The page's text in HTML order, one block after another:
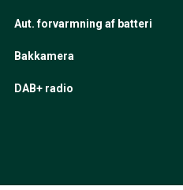
Aut. forvarmning af batteri
Bakkamera
DAB+ radio